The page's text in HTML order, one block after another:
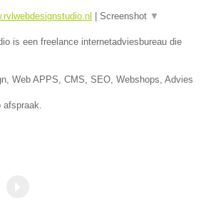
Screenshot ▼
is een freelance internetadviesbureau die
Web APPS, CMS, SEO, Webshops, Advies
afspraak.